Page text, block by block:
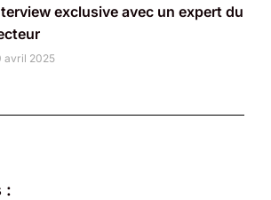
exclusive avec un expert du
avril 2025
: